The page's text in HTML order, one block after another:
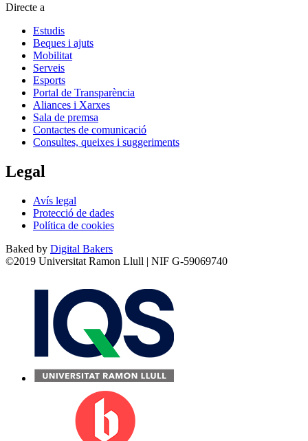
Directe a
Estudis
Beques i ajuts
Mobilitat
Serveis
Esports
Portal de Transparència
Aliances i Xarxes
Sala de premsa
Contactes de comunicació
Consultes, queixes i suggeriments
Legal
Avís legal
Protecció de dades
Política de cookies
Baked by Digital Bakers
©2019 Universitat Ramon Llull | NIF G-59069740